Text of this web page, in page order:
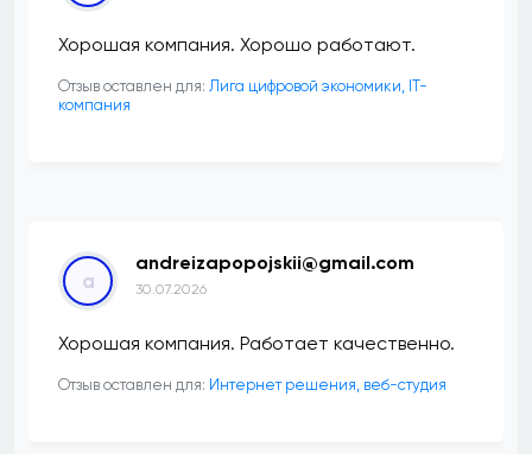
Хорошая компания. Хорошо работают.
Отзыв оставлен для: Лига цифровой экономики, IT-
компания
a
andreizapopojskii@gmail.com
30.07.2026
Хорошая компания. Работает качественно.
Отзыв оставлен для: Интернет решения, веб-студия